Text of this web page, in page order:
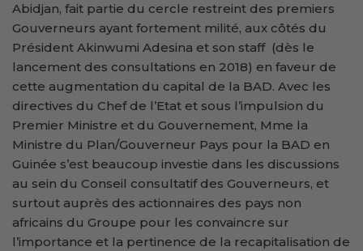
Abidjan, fait partie du cercle restreint des premiers
Gouverneurs ayant fortement milité, aux côtés du
Président Akinwumi Adesina et son staff (dès le
lancement des consultations en 2018) en faveur de
cette augmentation du capital de la BAD. Avec les
directives du Chef de l’Etat et sous l’impulsion du
Premier Ministre et du Gouvernement, Mme la
Ministre du Plan/Gouverneur Pays pour la BAD en
Guinée s’est beaucoup investie dans les discussions
au sein du Conseil consultatif des Gouverneurs, et
surtout auprès des actionnaires des pays non
africains du Groupe pour les convaincre sur
l’importance et la pertinence de la recapitalisation de